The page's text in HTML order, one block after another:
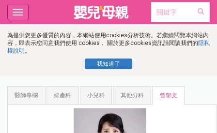
為提供您更多優質的內容，本網站使用cookies分析技術。若繼續閱覽本網站內
容，即表示您同意我們使用 cookies， 關於更多cookies資訊請閱讀我們的隱私
權說明 。
我知道了
Toggle
navigation
醫師專欄 婦產科 小兒科 其他分科 曾郁文